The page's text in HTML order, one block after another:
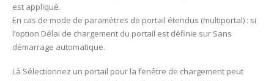
est appliqué.
En cas de mode de paramètres de portail étendus (multiportal) : si
l’option Délai de chargement du portail est définie sur Sans
démarrage automatique.
Là Sélectionnez un portail pour la fenêtre de chargement peut